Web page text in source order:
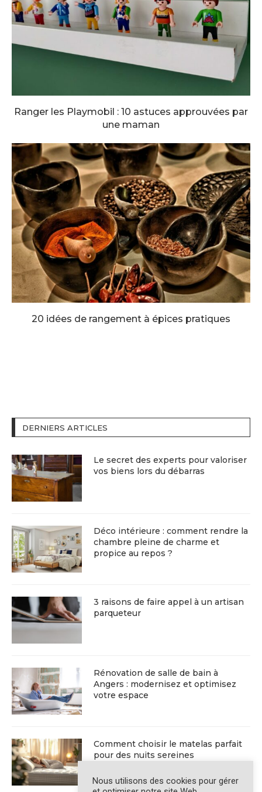
Ranger les Playmobil : 10 astuces approuvées par
une maman
20 idées de rangement à épices pratiques
DERNIERS ARTICLES
Le secret des experts pour valoriser
vos biens lors du débarras
Déco intérieure : comment rendre la
chambre pleine de charme et
propice au repos ?
3 raisons de faire appel à un artisan
parqueteur
Rénovation de salle de bain à
Angers : modernisez et optimisez
votre espace
Comment choisir le matelas parfait
pour des nuits sereines
Nous utilisons des cookies pour gérer